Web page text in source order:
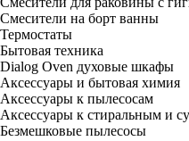
Смесители на борт ванны
Термостаты
Бытовая техника
Dialog Oven духовые шкафы
Аксессуары и бытовая химия
Аксессуары к пылесосам
Аксессуары к стиральным и
Безмешковые пылесосы